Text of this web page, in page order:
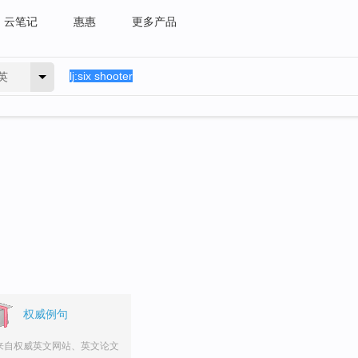
云笔记 惠惠 更多产品
权威例句
自权威英文网站、英文论文